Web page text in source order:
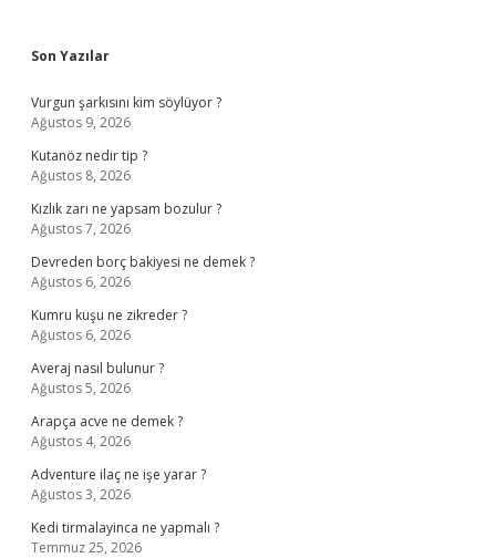
Sidebar
Son Yazılar
Vurgun şarkısını kim söylüyor ?
Ağustos 9, 2026
Kutanöz nedir tip ?
Ağustos 8, 2026
Kızlık zarı ne yapsam bozulur ?
Ağustos 7, 2026
Devreden borç bakiyesi ne demek ?
Ağustos 6, 2026
Kumru kuşu ne zikreder ?
Ağustos 6, 2026
Averaj nasıl bulunur ?
Ağustos 5, 2026
Arapça acve ne demek ?
Ağustos 4, 2026
Adventure ilaç ne işe yarar ?
Ağustos 3, 2026
Kedi tirmalayinca ne yapmalı ?
Temmuz 25, 2026